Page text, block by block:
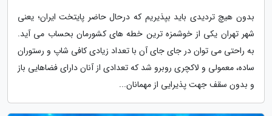
بدون هیچ تردیدی باید بپذیریم که درحال حاضر پایتخت ایران؛ یعنی
شهر تهران یکی از خوشمزه ترین خطه های کشورمان بحساب می آید.
به راحتی می توان در جای جای آن با تعداد زیادی کافی شاپ و رستوران
ساده، معمولی و لاکچری روبرو شد که تعدادی از آنان دارای فضاهایی باز
و بدون سقف جهت پذیرایی از مهمانان...